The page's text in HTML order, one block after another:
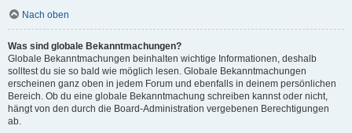
Nach oben
Was sind globale Bekanntmachungen?
Globale Bekanntmachungen beinhalten wichtige Informationen, deshalb
solltest du sie so bald wie möglich lesen. Globale Bekanntmachungen
erscheinen ganz oben in jedem Forum und ebenfalls in deinem persönlichen
Bereich. Ob du eine globale Bekanntmachung schreiben kannst oder nicht,
hängt von den durch die Board-Administration vergebenen Berechtigungen
ab.